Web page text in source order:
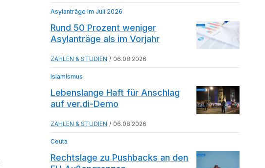
Asylanträge im Juli 2026
Rund 50 Prozent weniger
Asylanträge als im Vorjahr
ZAHLEN & STUDIEN 06.08.2026
Islamismus
Lebenslange Haft für Anschlag
auf ver.di-Demo
ZAHLEN & STUDIEN 06.08.2026
Ceuta
Rechtslage zu Pushbacks an den